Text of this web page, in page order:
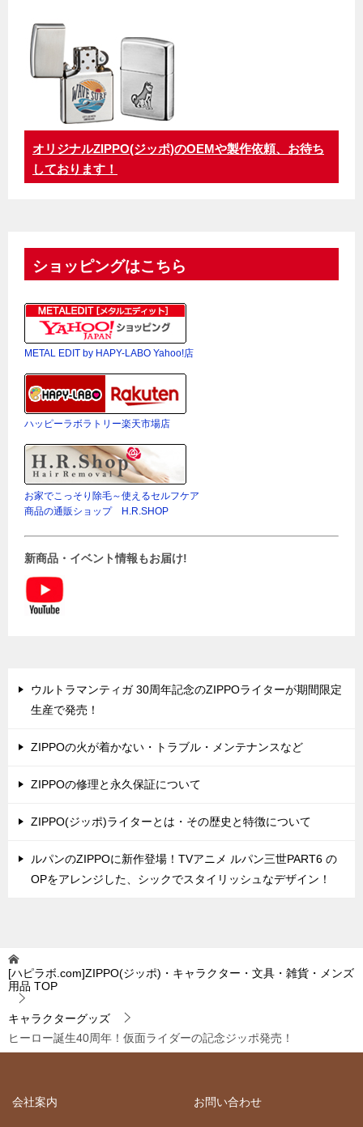
オリジナルZIPPO(ジッポ)のOEMや製作依頼、お待ち
しております！
ショッピングはこちら
METAL EDIT by HAPY-LABO Yahoo!店
ハッピーラボラトリー楽天市場店
お家でこっそり除毛～使えるセルフケア
商品の通販ショップ H.R.SHOP
新商品・イベント情報もお届け!
ウルトラマンティガ 30周年記念のZIPPOライターが期間限定
生産で発売！
ZIPPOの火が着かない・トラブル・メンテナンスなど
ZIPPOの修理と永久保証について
ZIPPO(ジッポ)ライターとは・その歴史と特徴について
ルパンのZIPPOに新作登場！TVアニメ ルパン三世PART6 の
OPをアレンジした、シックでスタイリッシュなデザイン！
[ハピラボ.com]ZIPPO(ジッポ)・キャラクター・文具・雑貨・メンズ
用品 TOP
キャラクターグッズ
ヒーロー誕生40周年！仮面ライダーの記念ジッポ発売！
会社案内 お問い合わせ